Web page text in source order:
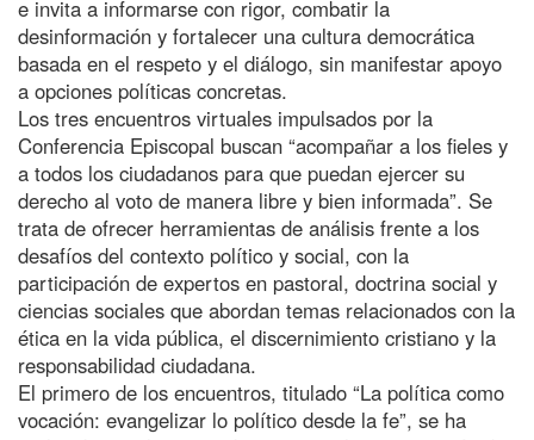
e invita a informarse con rigor, combatir la
desinformación y fortalecer una cultura democrática
basada en el respeto y el diálogo, sin manifestar apoyo
a opciones políticas concretas.
Los tres encuentros virtuales impulsados por la
Conferencia Episcopal buscan “acompañar a los fieles y
a todos los ciudadanos para que puedan ejercer su
derecho al voto de manera libre y bien informada”. Se
trata de ofrecer herramientas de análisis frente a los
desafíos del contexto político y social, con la
participación de expertos en pastoral, doctrina social y
ciencias sociales que abordan temas relacionados con la
ética en la vida pública, el discernimiento cristiano y la
responsabilidad ciudadana.
El primero de los encuentros, titulado “La política como
vocación: evangelizar lo político desde la fe”, se ha